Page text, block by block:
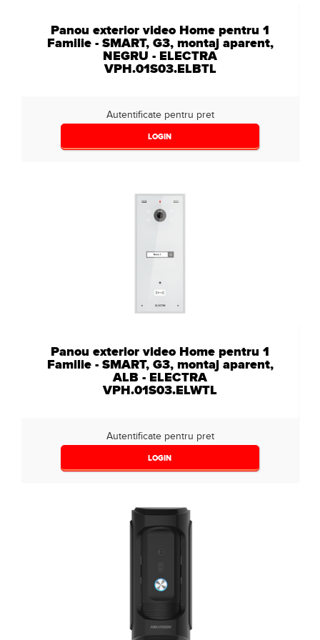
Panou exterior video Home pentru 1
Familie - SMART, G3, montaj aparent,
NEGRU - ELECTRA
VPH.01S03.ELBTL
Autentificate pentru pret
LOGIN
Panou exterior video Home pentru 1
Familie - SMART, G3, montaj aparent,
ALB - ELECTRA
VPH.01S03.ELWTL
Autentificate pentru pret
LOGIN